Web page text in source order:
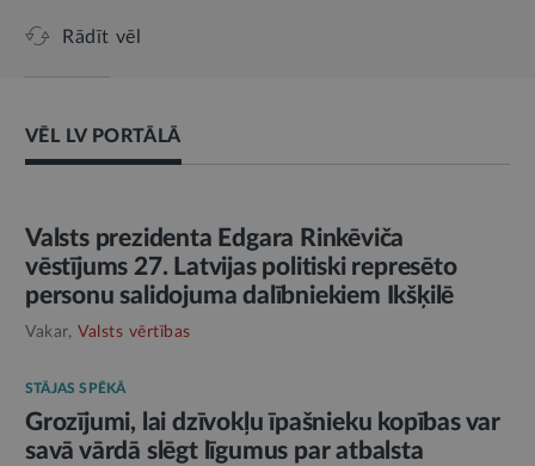
Rādīt vēl
VĒL LV PORTĀLĀ
AMATPERSONAS RUNA
Valsts prezidenta Edgara Rinkēviča
vēstījums 27. Latvijas politiski represēto
personu salidojuma dalībniekiem Ikšķilē
Vakar, Valsts vērtības
STĀJAS SPĒKĀ
Grozījumi, lai dzīvokļu īpašnieku kopības var
savā vārdā slēgt līgumus par atbalsta